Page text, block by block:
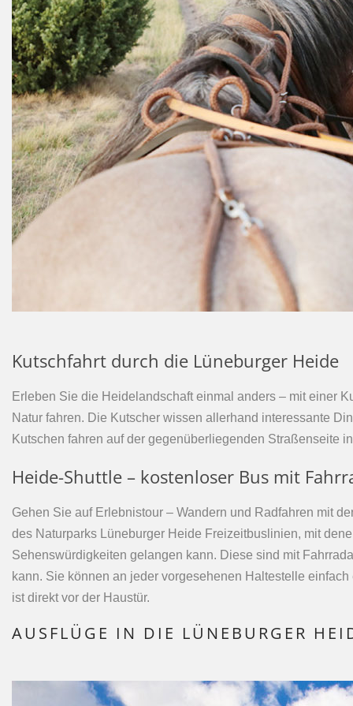
Kutschfahrt durch die Lüneburger Heide
Erleben Sie die Heidelandschaft einmal anders – mit einer
Natur fahren. Die Kutscher wissen allerhand interessante
Kutschen fahren auf der gegenüberliegenden Straßenseite
Heide-Shuttle – kostenloser Bus mit
Gehen Sie auf Erlebnistour – Wandern und Radfahren mit
des Naturparks Lüneburger Heide Freizeitbuslinien, mit
Sehenswürdigkeiten gelangen kann. Diese sind mit
kann. Sie können an jeder vorgesehenen Haltestelle
ist direkt vor der Haustür.
AUSFLÜGE IN DIE LÜNEBURGER